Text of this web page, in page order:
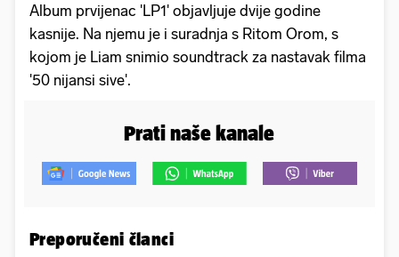
Album prvijenac 'LP1' objavljuje dvije godine
kasnije. Na njemu je i suradnja s Ritom Orom, s
kojom je Liam snimio soundtrack za nastavak filma
'50 nijansi sive'.
Prati naše kanale
Preporučeni članci